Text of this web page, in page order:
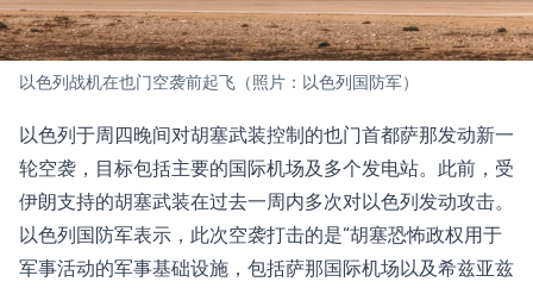
以色列战机在也门空袭前起飞（照片：以色列国防军）
以色列于周四晚间对胡塞武装控制的也门首都萨那发动新一
轮空袭，目标包括主要的国际机场及多个发电站。此前，受
伊朗支持的胡塞武装在过去一周内多次对以色列发动攻击。
以色列国防军表示，此次空袭打击的是“胡塞恐怖政权用于
军事活动的军事基础设施，包括萨那国际机场以及希兹亚兹